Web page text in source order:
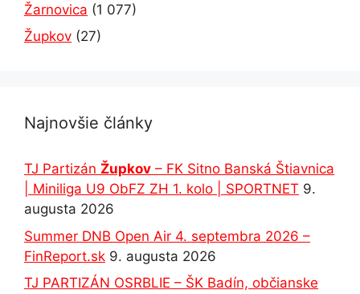
Žarnovica (1 077)
Župkov (27)
Najnovšie články
TJ Partizán Župkov – FK Sitno Banská Štiavnica
| Miniliga U9 ObFZ ZH 1. kolo | SPORTNET 9.
augusta 2026
Summer DNB Open Air 4. septembra 2026 –
FinReport.sk 9. augusta 2026
TJ PARTIZÁN OSRBLIE – ŠK Badín, občianske